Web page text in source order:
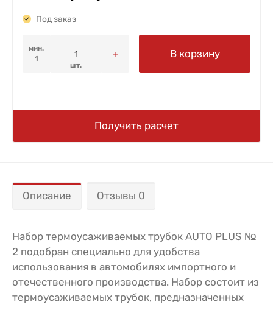
Под заказ
мин.
1
шт.
В корзину
Получить расчет
Описание Отзывы 0
Набор термоусаживаемых трубок AUTO PLUS №
2 подобран специально для удобства
использования в автомобилях импортного и
отечественного производства. Набор состоит из
термоусаживаемых трубок, предназначенных